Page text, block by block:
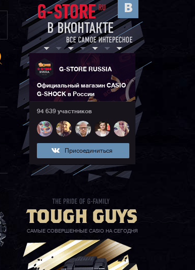
G-STORE RUSSIA
Официальный магазин CASIO
G-SHOCK в России
94 639 участников
Присоединиться
САМЫЕ СОВЕРШЕННЫЕ CASIO НА СЕГОДНЯ